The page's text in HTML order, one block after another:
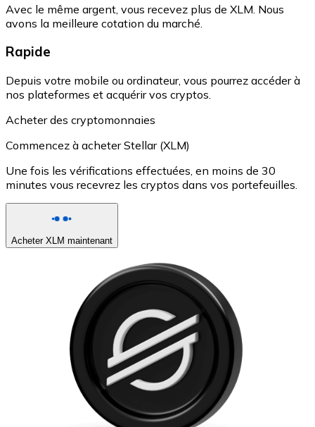
Avec le même argent, vous recevez plus de XLM. Nous
avons la meilleure cotation du marché.
Rapide
Depuis votre mobile ou ordinateur, vous pourrez accéder à
nos plateformes et acquérir vos cryptos.
Acheter des cryptomonnaies
Commencez à acheter Stellar (XLM)
Une fois les vérifications effectuées, en moins de 30
minutes vous recevrez les cryptos dans vos portefeuilles.
Acheter XLM maintenant